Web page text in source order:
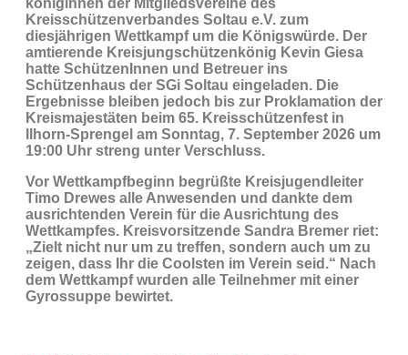
königinnen der Mitgliedsvereine des
Kreisschützenverbandes Soltau e.V. zum
diesjährigen Wettkampf um die Königswürde. Der
amtierende Kreisjungschützenkönig Kevin Giesa
hatte SchützenInnen und Betreuer ins
Schützenhaus der SGi Soltau eingeladen. Die
Ergebnisse bleiben jedoch bis zur Proklamation der
Kreismajestäten beim 65. Kreisschützenfest in
Ilhorn-Sprengel am Sonntag, 7. September 2026 um
19:00 Uhr streng unter Verschluss.
Vor Wettkampfbeginn begrüßte Kreisjugendleiter
Timo Drewes alle Anwesenden und dankte dem
ausrichtenden Verein für die Ausrichtung des
Wettkampfes. Kreisvorsitzende Sandra Bremer riet:
„Zielt nicht nur um zu treffen, sondern auch um zu
zeigen, dass Ihr die Coolsten im Verein seid.“ Nach
dem Wettkampf wurden alle Teilnehmer mit einer
Gyrossuppe bewirtet.